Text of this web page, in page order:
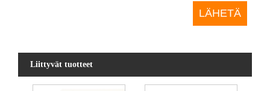
Liittyvät tuotteet